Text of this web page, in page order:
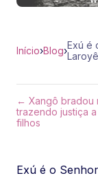
Início›Blog›Exú é
← Xangô bradou
trazendo justiça a
filhos
Exú é o